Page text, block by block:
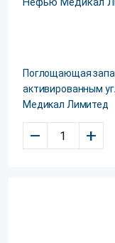
Поглощающая
активированным
Медикал Лимитед
– +